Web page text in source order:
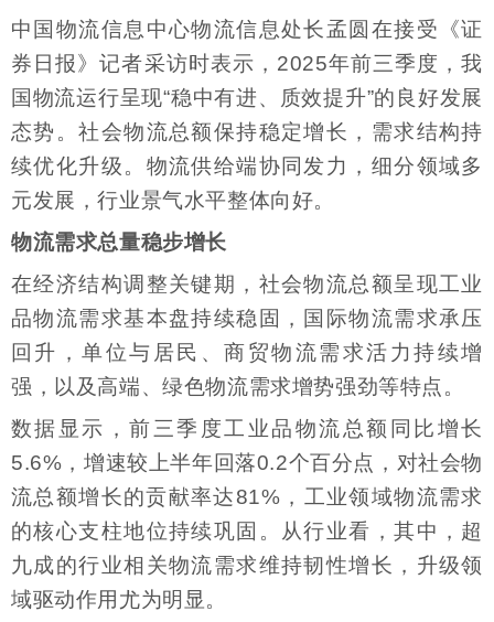
中国物流信息中心物流信息处长孟圆在接受《证
券日报》记者采访时表示，2025年前三季度，我
国物流运行呈现“稳中有进、质效提升”的良好发展
态势。社会物流总额保持稳定增长，需求结构持
续优化升级。物流供给端协同发力，细分领域多
元发展，行业景气水平整体向好。
物流需求总量稳步增长
在经济结构调整关键期，社会物流总额呈现工业
品物流需求基本盘持续稳固，国际物流需求承压
回升，单位与居民、商贸物流需求活力持续增
强，以及高端、绿色物流需求增势强劲等特点。
数据显示，前三季度工业品物流总额同比增长
5.6%，增速较上半年回落0.2个百分点，对社会物
流总额增长的贡献率达81%，工业领域物流需求
的核心支柱地位持续巩固。从行业看，其中，超
九成的行业相关物流需求维持韧性增长，升级领
域驱动作用尤为明显。